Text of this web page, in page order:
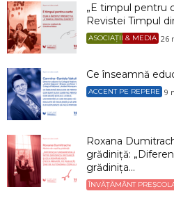
„E timpul pentru
Revistei Timpul
ASOCIAȚII & MEDIA 26
Ce înseamnă
ACCENT PE REPERE 9
Roxana
grădiniță:
grădinița...
ÎNVĂȚĂMÂNT